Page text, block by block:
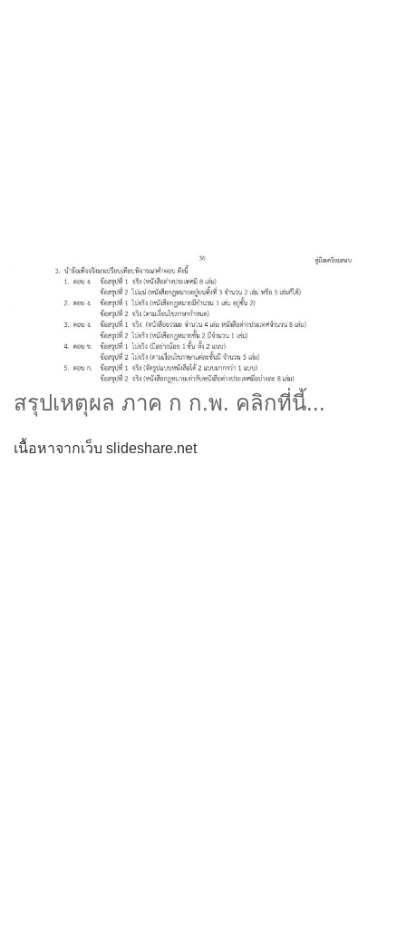
สรุปเหตุผล ภาค ก ก.พ. คลิกที่นี้...
เนื้อหาจากเว็บ slideshare.net